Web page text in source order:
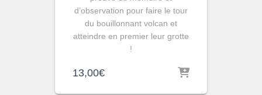
d’observation pour faire le tour
du bouillonnant volcan et
atteindre en premier leur grotte
!
13,00€